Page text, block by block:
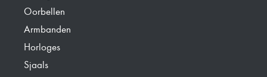
Oorbellen
Armbanden
Horloges
Sjaals